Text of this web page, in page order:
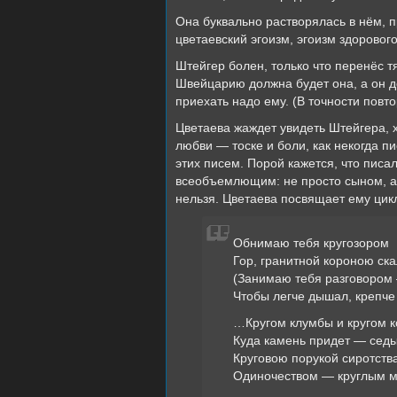
Она буквально растворялась в нём,
цветаевский эгоизм, эгоизм
Штейгер болен, только что перенёс
Швейцарию должна будет она, а он
приехать надо ему. (В точности
Цветаева жаждет увидеть
любви — тоске и боли, как некогда
этих писем. Порой кажется, что
всеобъемлющим: не просто сыном, а,
нельзя. Цветаева посвящает ему
Обнимаю тебя кругозором
Гор, гранитной короною
(Занимаю тебя
Чтобы легче дышал,
…Кругом клумбы и кругом
Куда камень придет —
Круговою порукой
Одиночеством — круглым